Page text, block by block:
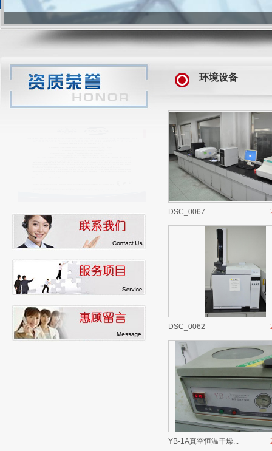
环境设备
DSC_0067
DSC_0062
YB-1A真空恒温干燥...